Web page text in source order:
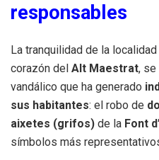
responsables
La tranquilidad de la localidad
corazón del Alt Maestrat, se
vandálico que ha generado
sus habitantes: el robo de
aixetes (grifos) de la Font
símbolos más